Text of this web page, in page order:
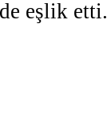
eşlik etti.